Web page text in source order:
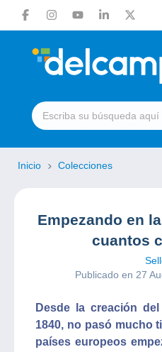
Inicio Colecciones
Empezando en
cuantos
Publicado en 27
Desde la creación
1840, no pasó mucho
países europeos